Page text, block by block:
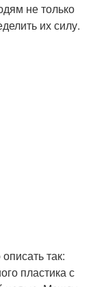
не только
их силу.
так:
пластика с